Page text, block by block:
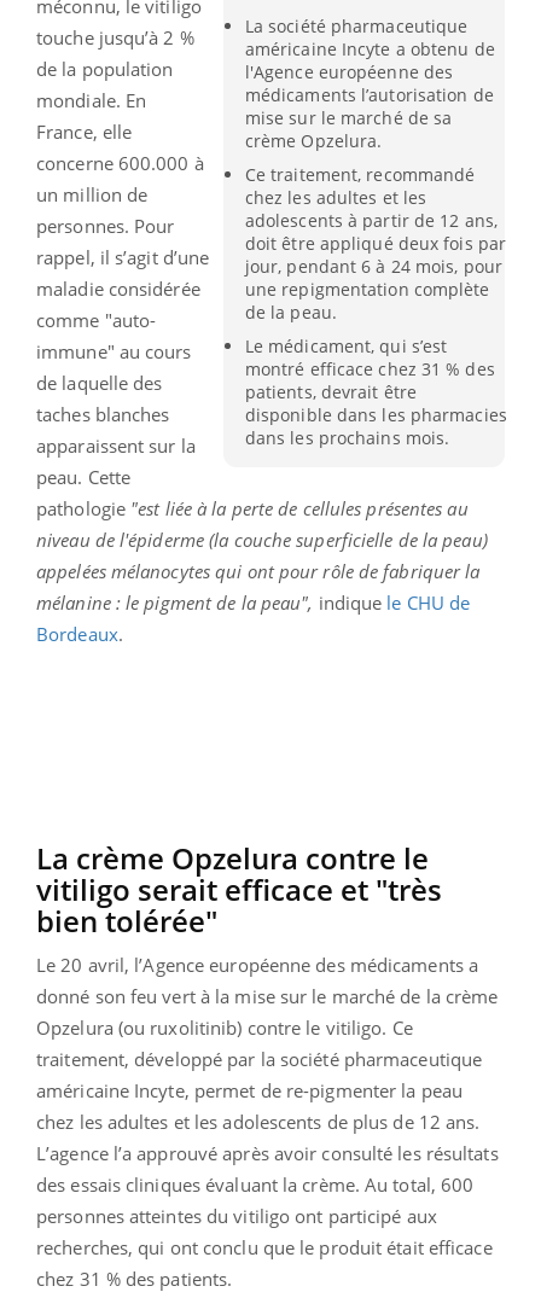
La société pharmaceutique
américaine Incyte a obtenu de
l'Agence européenne des
médicaments l’autorisation de
mise sur le marché de sa
crème Opzelura.
Ce traitement, recommandé
chez les adultes et les
adolescents à partir de 12 ans,
doit être appliqué deux fois par
jour, pendant 6 à 24 mois, pour
une repigmentation complète
de la peau.
Le médicament, qui s’est
montré efficace chez 31 % des
patients, devrait être
disponible dans les pharmacies
dans les prochains mois.
méconnu, le vitiligo
touche jusqu’à 2 %
de la population
mondiale. En
France, elle
concerne 600.000 à
un million de
personnes. Pour
rappel, il s’agit d’une
maladie considérée
comme "auto-
immune" au cours
de laquelle des
taches blanches
apparaissent sur la
peau. Cette
pathologie "est liée à la perte de cellules présentes au
niveau de l'épiderme (la couche superficielle de la peau)
appelées mélanocytes qui ont pour rôle de fabriquer la
mélanine : le pigment de la peau", indique le CHU de
Bordeaux.
La crème Opzelura contre le
vitiligo serait efficace et "très
bien tolérée"
Le 20 avril, l’Agence européenne des médicaments a
donné son feu vert à la mise sur le marché de la crème
Opzelura (ou ruxolitinib) contre le vitiligo. Ce
traitement, développé par la société pharmaceutique
américaine Incyte, permet de re-pigmenter la peau
chez les adultes et les adolescents de plus de 12 ans.
L’agence l’a approuvé après avoir consulté les résultats
des essais cliniques évaluant la crème. Au total, 600
personnes atteintes du vitiligo ont participé aux
recherches, qui ont conclu que le produit était efficace
chez 31 % des patients.